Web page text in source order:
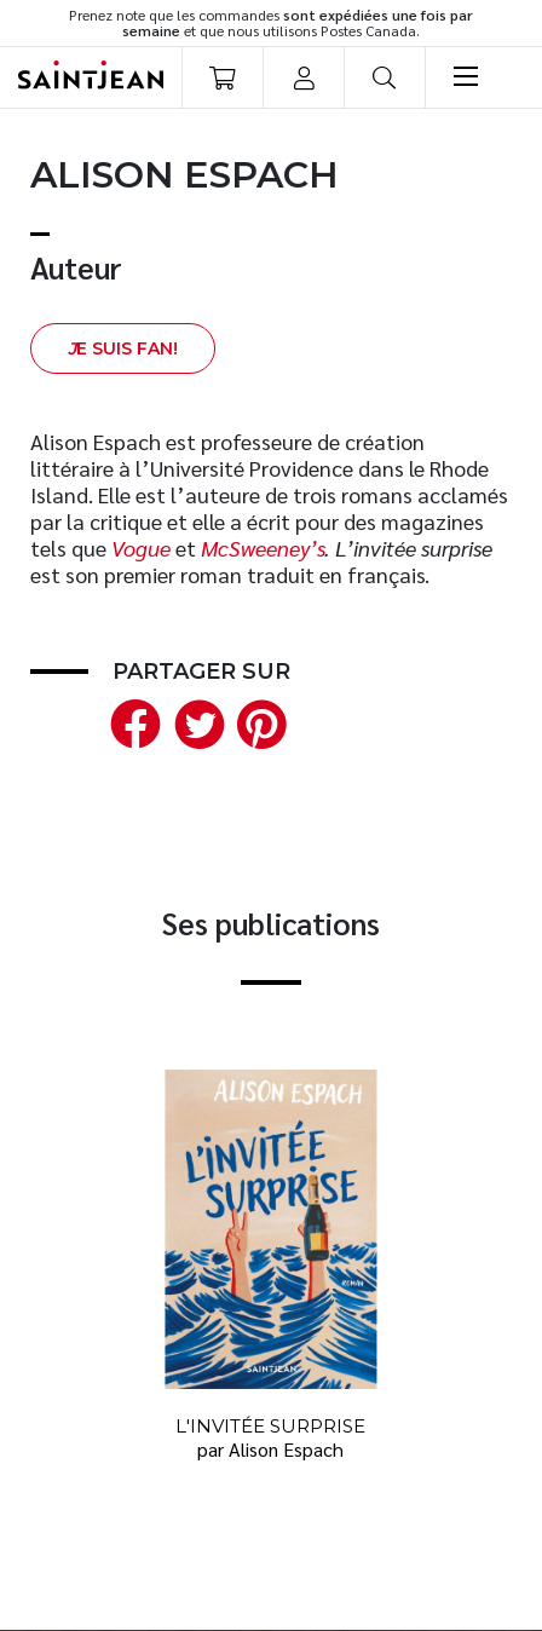
Prenez note que les commandessont expédiées une fois par
semaine et que nous utilisons Postes Canada.
Romans
Développement personnel
Spiritualité
Famille
Témoignages
Vie pratique
Finances
Nouveautés
Meilleurs vendeurs
Page vedette
ALISON ESPACH
Auteur
JE SUIS FAN!
Alison Espach est professeure de création
littéraire à l’Université Providence dans le Rhode
Island. Elle est l’auteure de trois romans acclamés
par la critique et elle a écrit pour des magazines
tels que Vogueet McSweeney’s. L’invitée surprise
est son premier roman traduit en français.
PARTAGER SUR
Facebook
Twitter
Ses publications
L'INVITÉE SURPRISE
par Alison Espach